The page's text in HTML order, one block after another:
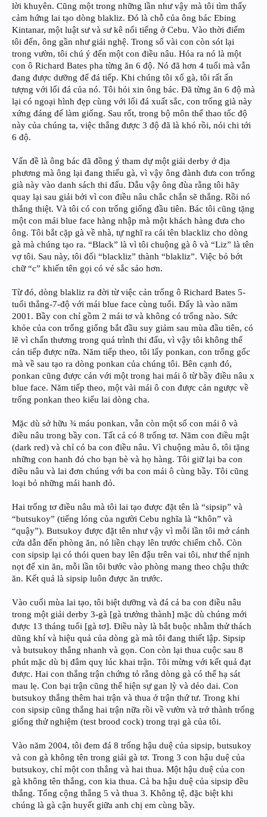
lời khuyên. Cũng một trong những lần như vậy mà tôi tìm thấy
cảm hứng lai tạo dòng blakliz. Đó là chỗ của ông bác Ebing
Kintanar, một luật sư và sư kê nổi tiếng ở Cebu. Vào thời điểm
tôi đến, ông gần như giải nghệ. Trong số vài con còn sót lại
trong vườn, tôi chú ý đến một con điều nâu. Hóa ra nó là một
con ô Richard Bates pha từng ăn 6 độ. Nó đã hơn 4 tuổi mà vẫn
đang được dưỡng để đá tiếp. Khi chúng tôi xổ gà, tôi rất ấn
tượng với lối đá của nó. Tôi hỏi xin ông bác. Đã từng ăn 6 độ mà
lại có ngoại hình đẹp cùng với lối đá xuất sắc, con trống già này
xứng đáng để làm giống. Sau rốt, trong bộ môn thể thao tốc độ
này của chúng ta, việc thắng được 3 độ đã là khó rồi, nói chi tới
6 độ.
Vấn đề là ông bác đã đồng ý tham dự một giải derby ở địa
phương mà ông lại đang thiếu gà, vì vậy ông đành đưa con trống
già này vào danh sách thi đấu. Dẫu vậy ông đùa rằng tôi hãy
quay lại sau giải bởi vì con điều nâu chắc chắn sẽ thắng. Rồi nó
thắng thiệt. Và tôi có con trống giống đầu tiên. Bác tôi cũng tặng
một con mái blue face hàng nhập mà một khách hàng đưa cho
ông. Tôi bắt cặp gà về nhà, tự nghĩ ra cái tên blackliz cho dòng
gà mà chúng tạo ra. “Black” là vì tôi chuộng gà ô và “Liz” là tên
vợ tôi. Sau này, tôi đổi “blackliz” thành “blakliz”. Việc bỏ bớt
chữ “c” khiến tên gọi có vẻ sắc sảo hơn.
Từ đó, dòng blakliz ra đời từ việc cản trống ô Richard Bates 5-
tuổi thắng-7-độ với mái blue face cùng tuổi. Đấy là vào năm
2001. Bầy con chỉ gồm 2 mái tơ và không có trống nào. Sức
khỏe của con trống giống bắt đầu suy giảm sau mùa đầu tiên, có
lẽ vì chấn thương trong quá trình thi đấu, vì vậy tôi không thể
cản tiếp được nữa. Năm tiếp theo, tôi lấy ponkan, con trống gốc
mà về sau tạo ra dòng ponkan của chúng tôi. Bên cạnh đó,
ponkan cũng được cản với một trong hai mái ô từ bầy điều nâu x
blue face. Năm tiếp theo, một vài mái ô con được cản ngược về
trống ponkan theo kiểu lai dòng cha.
Mặc dù sở hữu ¾ máu ponkan, vẫn còn một số con mái ô và
điều nâu trong bầy con. Tất cả có 8 trống tơ. Năm con điều mật
(dark red) và chỉ có ba con điều nâu. Vì chuộng màu ô, tôi tặng
những con hanh đỏ cho bạn bè và họ hàng. Tôi giữ lại ba con
điều nâu và lai đơn chúng với ba con mái ô cùng bầy. Tôi cũng
loại bỏ những mái hanh đỏ.
Hai trống tơ điều nâu mà tôi lai tạo được đặt tên là “sipsip” và
“butsukoy” (tiếng lóng của người Cebu nghĩa là “khôn” và
“quậy”). Butsukoy được đặt tên như vậy vì mỗi lần tôi mở cánh
cửa dẫn đến phòng ăn, nó liền chạy lên trước chiếm chỗ. Còn
con sipsip lại có thói quen bay lên đậu trên vai tôi, như thể nịnh
nọt để xin ăn, mỗi lần tôi bước vào phòng mang theo chậu thức
ăn. Kết quả là sipsip luôn được ăn trước.
Vào cuối mùa lai tạo, tôi biệt dưỡng và đá cả ba con điều nâu
trong một giải derby 3-gà [gà trưởng thành] mặc dù chúng mới
được 13 tháng tuổi [gà tơ]. Điều này là bắt buộc nhằm thử thách
dũng khí và hiệu quả của dòng gà mà tôi đang thiết lập. Sipsip
và butsukoy thắng nhanh và gọn. Con còn lại thua cuộc sau 8
phút mặc dù bị đâm quỵ lúc khai trận. Tôi mừng với kết quả đạt
được. Hai con thắng trận chứng tỏ rằng dòng gà có thể hạ sát
mau lẹ. Con bại trận cũng thể hiện sự gan lỳ và dẻo dai. Con
butsukoy thắng thêm hai trận và thua ở trận thứ tư. Trong khi
con sipsip cũng thắng hai trận nữa rồi về vườn và trở thành trống
giống thử nghiệm (test brood cock) trong trại gà của tôi.
Vào năm 2004, tôi đem đá 8 trống hậu duệ của sipsip, butsukoy
và con gà không tên trong giải gà tơ. Trong 3 con hậu duệ của
butsukoy, chỉ một con thắng và hai thua. Một hậu duệ của con
gà không tên thắng, con kia thua. Cả ba hậu duệ của sipsip đều
thắng. Tổng cộng thắng 5 và thua 3. Không tệ, đặc biệt khi
chúng là gà cận huyết giữa anh chị em cùng bầy.